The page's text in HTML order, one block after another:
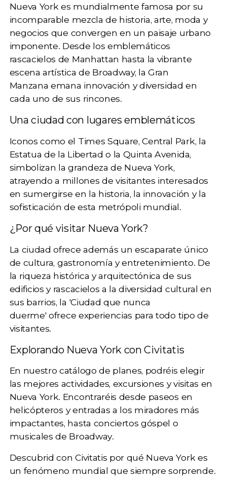
Nueva Yorkes mundialmente famosa por su
incomparable mezcla de historia, arte, moda y
negocios que convergen en un paisaje urbano
imponente. Desde los emblemáticos
rascacielos de Manhattan hasta la vibrante
escena artística de Broadway, la Gran
Manzana emana innovación y diversidad en
cada uno de sus rincones.
Una ciudad con lugares emblemáticos
Iconos como el Times Square, Central Park, la
Estatua de la Libertad o la Quinta Avenida,
simbolizan la grandeza de Nueva York,
atrayendo a millones de visitantes interesados
en sumergirse en la historia, la innovación y la
sofisticación de esta metrópoli mundial.
¿Por qué visitar Nueva York?
La ciudad ofrece además un escaparate único
de cultura, gastronomía y entretenimiento. De
la riqueza histórica y arquitectónica de sus
edificios y rascacielos a la diversidad cultural en
sus barrios, la 'Ciudad que nunca
duerme' ofrece experiencias para todo tipo de
visitantes.
Explorando Nueva York con Civitatis
En nuestro catálogo de planes, podréis elegir
las mejores actividades, excursiones y visitas en
Nueva York. Encontraréis desde paseos en
helicópteros y entradas a los miradores más
impactantes, hasta conciertos góspel o
musicales de Broadway.
Descubrid con Civitatis por qué Nueva York es
un fenómeno mundial que siempre sorprende.